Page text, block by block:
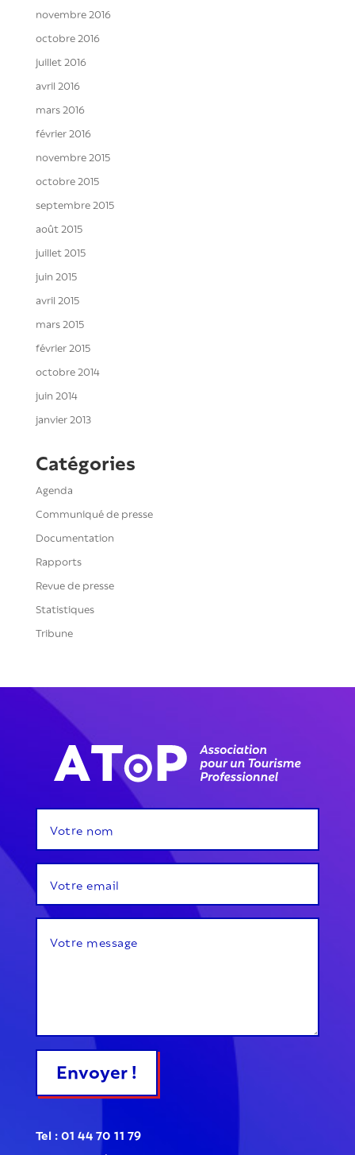
novembre 2016
octobre 2016
juillet 2016
avril 2016
mars 2016
février 2016
novembre 2015
octobre 2015
septembre 2015
août 2015
juillet 2015
juin 2015
avril 2015
mars 2015
février 2015
octobre 2014
juin 2014
janvier 2013
Catégories
Agenda
Communiqué de presse
Documentation
Rapports
Revue de presse
Statistiques
Tribune
Envoyer !
Tel : 01 44 70 11 79